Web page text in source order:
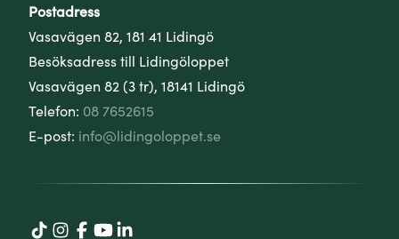
Postadress
Vasavägen 82, 181 41 Lidingö
Besöksadress till Lidingöloppet
Vasavägen 82 (3 tr), 18141 Lidingö
Telefon: 08 7652615
E-post: info@lidingoloppet.se